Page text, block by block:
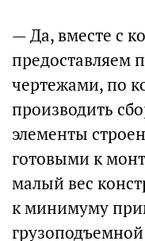
— Да, вместе с
предоставляем
чертежами, по
производить
элементы
готовыми к
малый вес
к минимуму